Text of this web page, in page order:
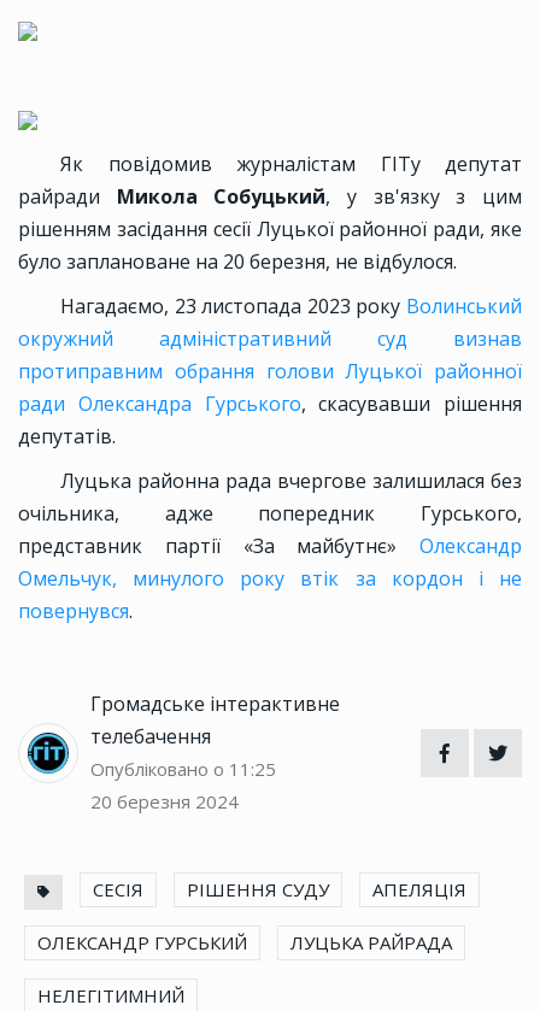
Як повідомив журналістам ГІТу депутат
райради Микола Собуцький, у зв'язку з цим
рішенням засідання сесії Луцької районної ради, яке
було заплановане на 20 березня, не відбулося.
Нагадаємо, 23 листопада 2023 року Волинський
окружний адміністративний суд визнав
протиправним обрання голови Луцької районної
ради Олександра Гурського, скасувавши рішення
депутатів.
Луцька районна рада вчергове залишилася без
очільника, адже попередник Гурського,
представник партії «За майбутнє» Олександр
Омельчук, минулого року втік за кордон і не
повернувся.
Громадське інтерактивне
телебачення
Опубліковано о 11:25
20 березня 2024
СЕСІЯ РІШЕННЯ СУДУ АПЕЛЯЦІЯ
ОЛЕКСАНДР ГУРСЬКИЙ ЛУЦЬКА РАЙРАДА
НЕЛЕГІТИМНИЙ